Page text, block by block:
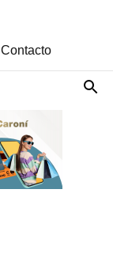
Contacto